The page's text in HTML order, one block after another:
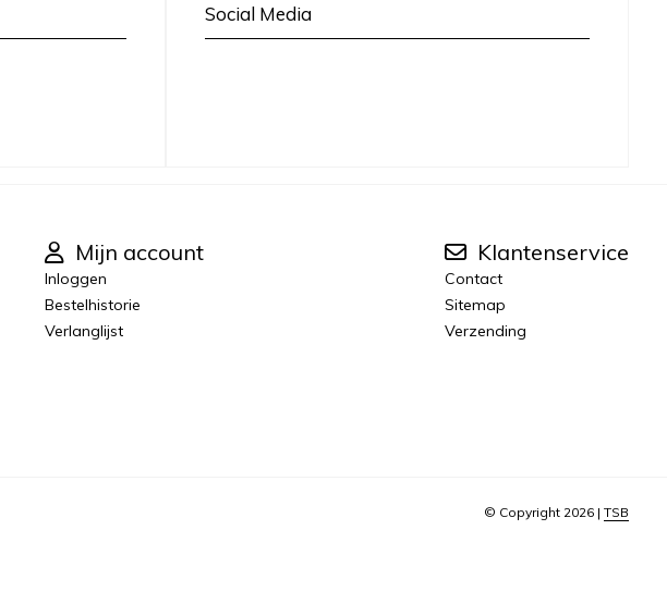
Social Media
Mijn account
Inloggen
Bestelhistorie
Verlanglijst
Klantenservice
Contact
Sitemap
Verzending
© Copyright 2026 | TSB